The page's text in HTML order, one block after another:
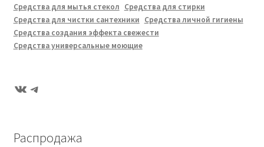
Средства для мытья стекол Средства для стирки
Средства для чистки сантехники Средства личной гигиены
Средства создания эффекта свежести
Средства универсальные моющие
ВКонтакте
Telegram
Распродажа